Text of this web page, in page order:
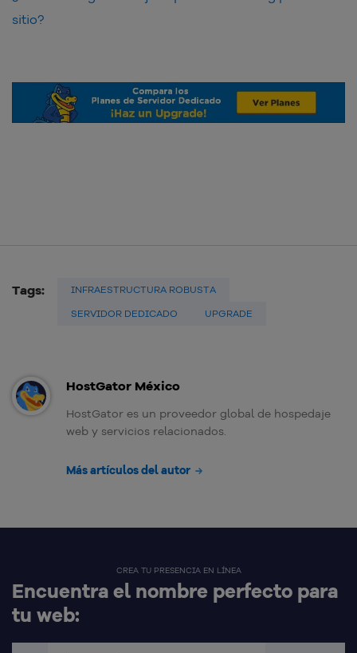
sitio?
Tags:
INFRAESTRUCTURA ROBUSTA
SERVIDOR DEDICADO
UPGRADE
HostGator México
HostGator es un proveedor global de hospedaje
web y servicios relacionados.
Más artículos del autor
CREA TU PRESENCIA EN LÍNEA
Encuentra el nombre perfecto para
tu web: